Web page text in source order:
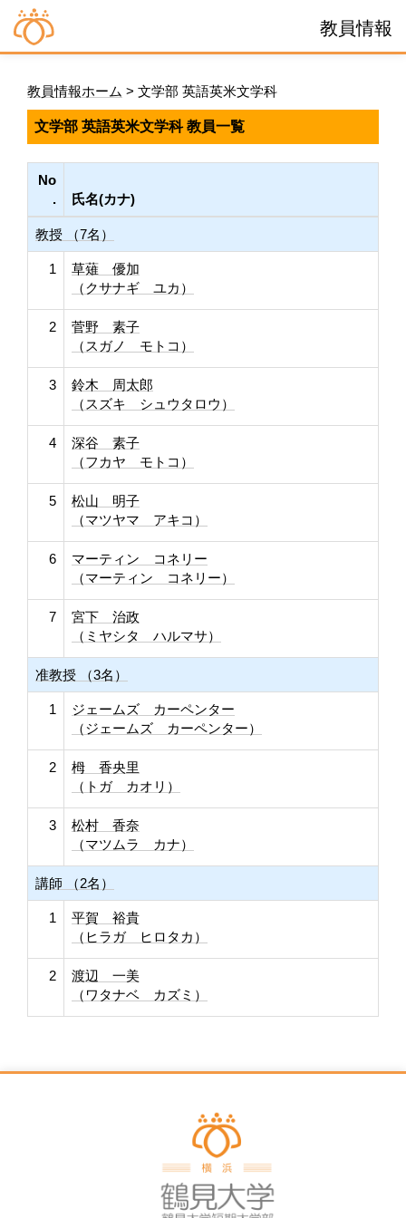
教員情報
教員情報ホーム > 文学部 英語英米文学科
文学部 英語英米文学科 教員一覧
No
.
氏名(カナ)
教授 （7名）
1
草薙 優加
（クサナギ ユカ）
2
菅野 素子
（スガノ モトコ）
3
鈴木 周太郎
（スズキ シュウタロウ）
4
深谷 素子
（フカヤ モトコ）
5
松山 明子
（マツヤマ アキコ）
6
マーティン コネリー
（マーティン コネリー）
7
宮下 治政
（ミヤシタ ハルマサ）
准教授 （3名）
1
ジェームズ カーペンター
（ジェームズ カーペンター）
2
栂 香央里
（トガ カオリ）
3
松村 香奈
（マツムラ カナ）
講師 （2名）
1
平賀 裕貴
（ヒラガ ヒロタカ）
2
渡辺 一美
（ワタナベ カズミ）